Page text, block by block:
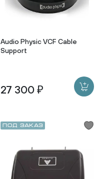
Audio Physic VCF Cable
Support
27 300 ₽
Под заказ